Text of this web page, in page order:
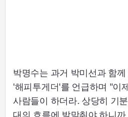
박명수는 과거 박미선과 함
'해피투게더'를 언급하며 "이
사람들이 하더라. 상당히 기
대의 흐름에 발맞춰야 하니